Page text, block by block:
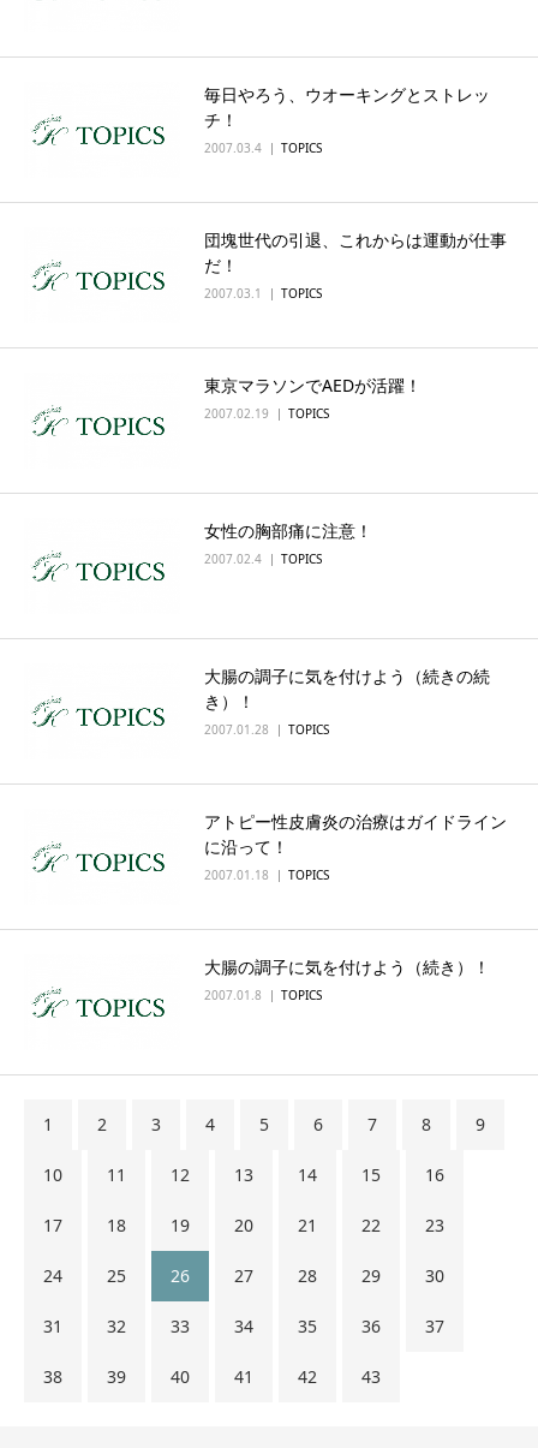
毎日やろう、ウオーキングとストレッ
チ！
2007.03.4 TOPICS
団塊世代の引退、これからは運動が仕事
だ！
2007.03.1 TOPICS
東京マラソンでAEDが活躍！
2007.02.19 TOPICS
女性の胸部痛に注意！
2007.02.4 TOPICS
大腸の調子に気を付けよう（続きの続
き）！
2007.01.28 TOPICS
アトピー性皮膚炎の治療はガイドライン
に沿って！
2007.01.18 TOPICS
大腸の調子に気を付けよう（続き）！
2007.01.8 TOPICS
1 2 3 4 5 6 7 8 9
10 11 12 13 14 15 16
17 18 19 20 21 22 23
24 25 26 27 28 29 30
31 32 33 34 35 36 37
38 39 40 41 42 43